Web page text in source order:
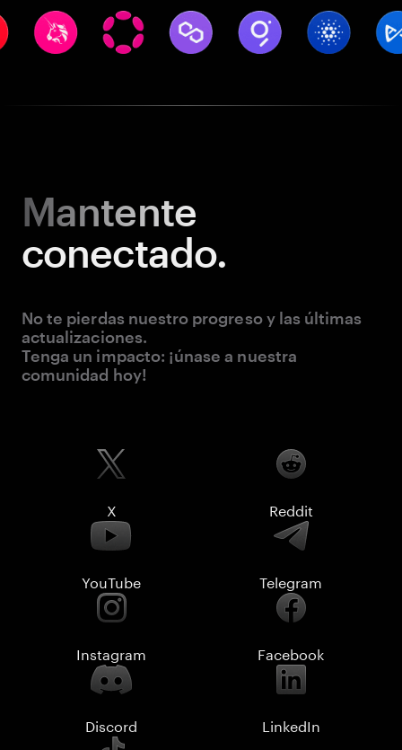
Mantente
conectado.
No te pierdas nuestro progreso y las últimas
actualizaciones.
Tenga un impacto: ¡únase a nuestra
comunidad hoy!
X Reddit
YouTube Telegram
Instagram Facebook
Discord LinkedIn